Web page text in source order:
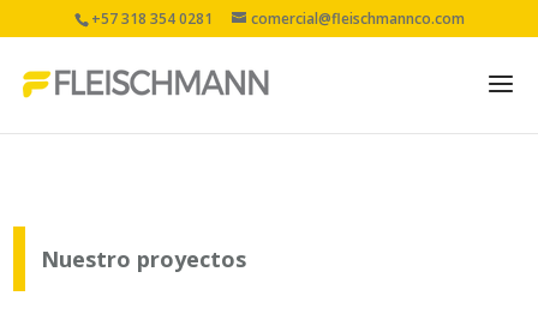
+57 318 354 0281 comercial@fleischmannco.com
Nuestro proyectos